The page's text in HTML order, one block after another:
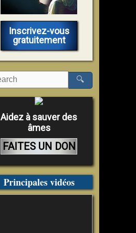
Inscrivez-vous
gratuitement
🔍
Aidez à sauver des
âmes
FAITES UN DON
Principales vidéos